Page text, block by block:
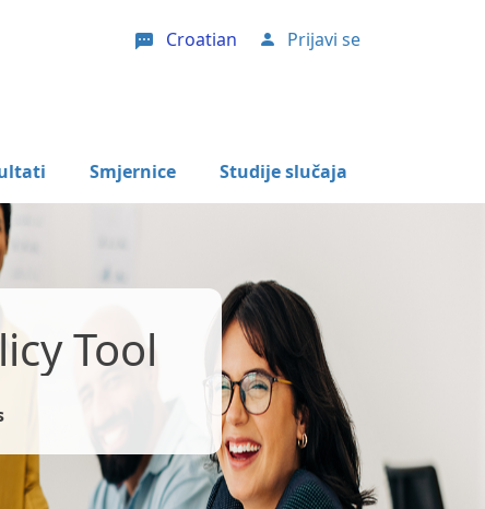
Croatian User account menu
Prijavi se
Smjernice Studije slučaja
Tool